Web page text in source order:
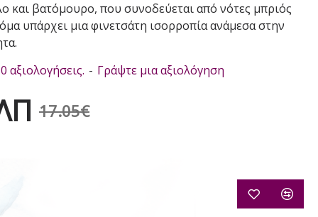
και βατόμουρο, που συνοδεύεται από νότες μπριός
υπάρχει μια φινετσάτη ισορροπία ανάμεσα στην
αξιολογήσεις. - Γράψτε μια αξιολόγηση
17.05€